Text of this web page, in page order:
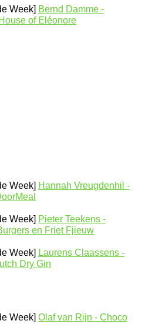
Week] Bernd Damme -
of Eléonore
Week] Hannah Vreugdenhil -
Week] Pieter Teekens -
en Friet Fjieuw
Week] Laurens Claassens -
Dry Gin
Week] Olaf van Rijn - Choco